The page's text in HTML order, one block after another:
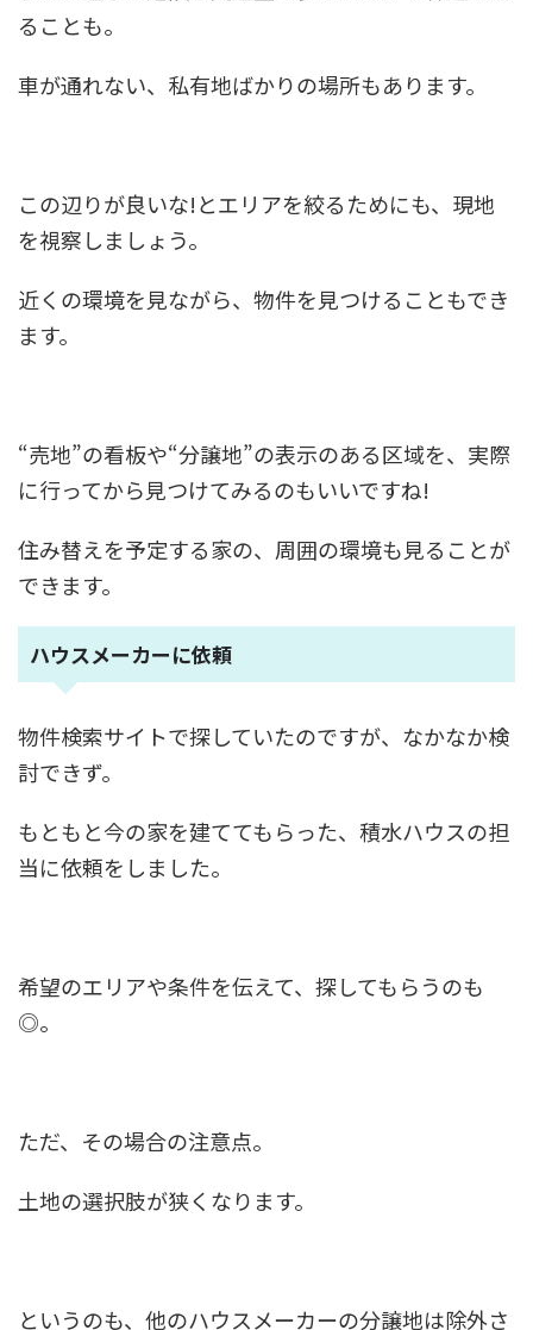
ることも。
車が通れない、私有地ばかりの場所もあります。
この辺りが良いな!とエリアを絞るためにも、現地
を視察しましょう。
近くの環境を見ながら、物件を見つけることもでき
ます。
“売地”の看板や“分譲地”の表示のある区域を、実際
に行ってから見つけてみるのもいいですね!
住み替えを予定する家の、周囲の環境も見ることが
できます。
ハウスメーカーに依頼
物件検索サイトで探していたのですが、なかなか検
討できず。
もともと今の家を建ててもらった、積水ハウスの担
当に依頼をしました。
希望のエリアや条件を伝えて、探してもらうのも
◎。
ただ、その場合の注意点。
土地の選択肢が狭くなります。
というのも、他のハウスメーカーの分譲地は除外さ